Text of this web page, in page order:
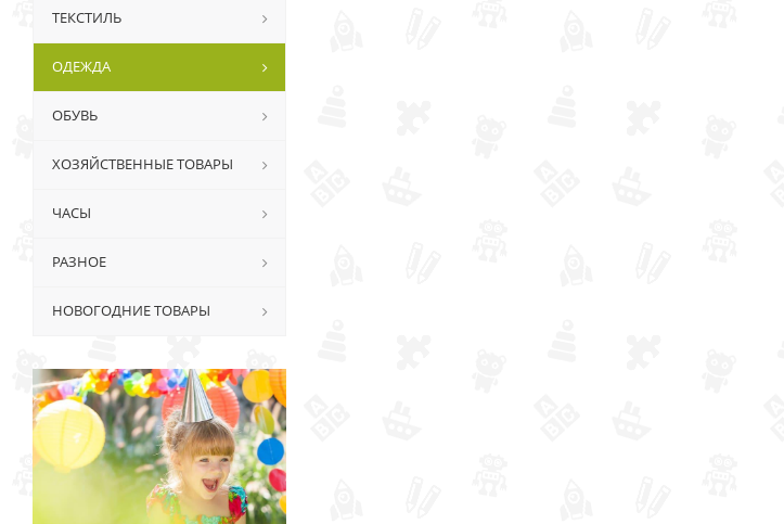
ТЕКСТИЛЬ
ОДЕЖДА
ОБУВЬ
ХОЗЯЙСТВЕННЫЕ ТОВАРЫ
ЧАСЫ
РАЗНОЕ
НОВОГОДНИЕ ТОВАРЫ